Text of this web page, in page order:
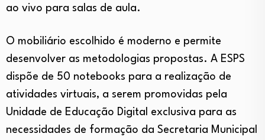
ao vivo para salas de aula.
O mobiliário escolhido é moderno e permite
desenvolver as metodologias propostas. A ESPS
dispõe de 50 notebooks para a realização de
atividades virtuais, a serem promovidas pela
Unidade de Educação Digital exclusiva para as
necessidades de formação da Secretaria Municipal